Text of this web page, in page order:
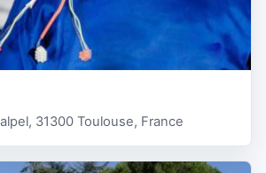
31300 Toulouse, France